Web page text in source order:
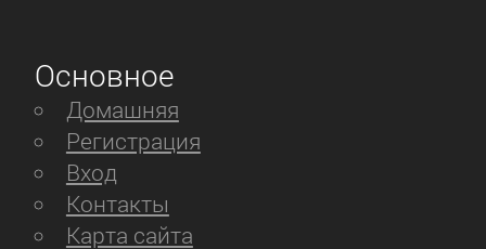
Основное
Домашняя
Регистрация
Вход
Контакты
Карта сайта